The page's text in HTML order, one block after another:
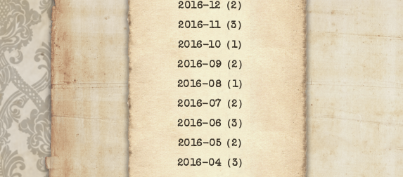
2016-12（2）
2016-11（3）
2016-10（1）
2016-09（2）
2016-08（1）
2016-07（2）
2016-06（3）
2016-05（2）
2016-04（3）